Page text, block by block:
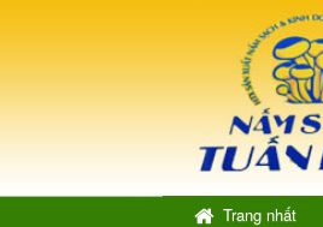
Trang nhất